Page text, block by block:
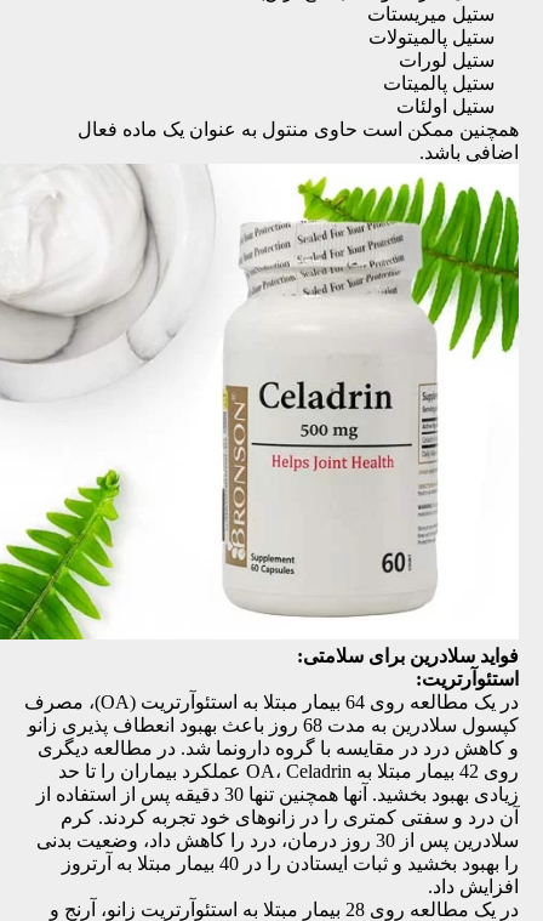
ستیل میریستات
ستیل پالمیتولات
ستیل لورات
ستیل پالمیتات
ستیل اولئات
همچنین ممکن است حاوی منتول به عنوان یک ماده فعال
اضافی باشد.
فواید سلادرین برای سلامتی:
استئوآرتریت:
در یک مطالعه روی 64 بیمار مبتلا به استئوآرتریت (OA)، مصرف
کپسول سلادرین به مدت 68 روز باعث بهبود انعطاف پذیری زانو
و کاهش درد در مقایسه با گروه دارونما شد. در مطالعه دیگری
روی 42 بیمار مبتلا به OA، Celadrin عملکرد بیماران را تا حد
زیادی بهبود بخشید. آنها همچنین تنها 30 دقیقه پس از استفاده از
آن درد و سفتی کمتری را در زانوهای خود تجربه کردند. کرم
سلادرین پس از 30 روز درمان، درد را کاهش داد، وضعیت بدنی
را بهبود بخشید و ثبات ایستادن را در 40 بیمار مبتلا به آرتروز
افزایش داد.
در یک مطالعه روی 28 بیمار مبتلا به استئوآرتریت زانو، آرنج و